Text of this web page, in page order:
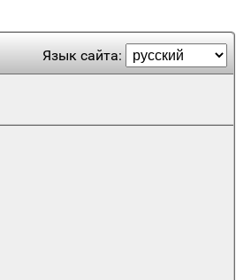
Язык сайта: